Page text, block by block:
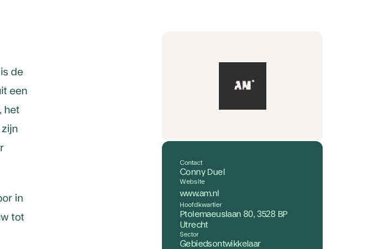
de
een
het
in
tot
Contact
Conny Duel
Website
www.am.nl
Hoofdkwartier
Ptolemaeuslaan 80, 3528 BP
Utrecht
Sector
Gebiedsontwikkelaar